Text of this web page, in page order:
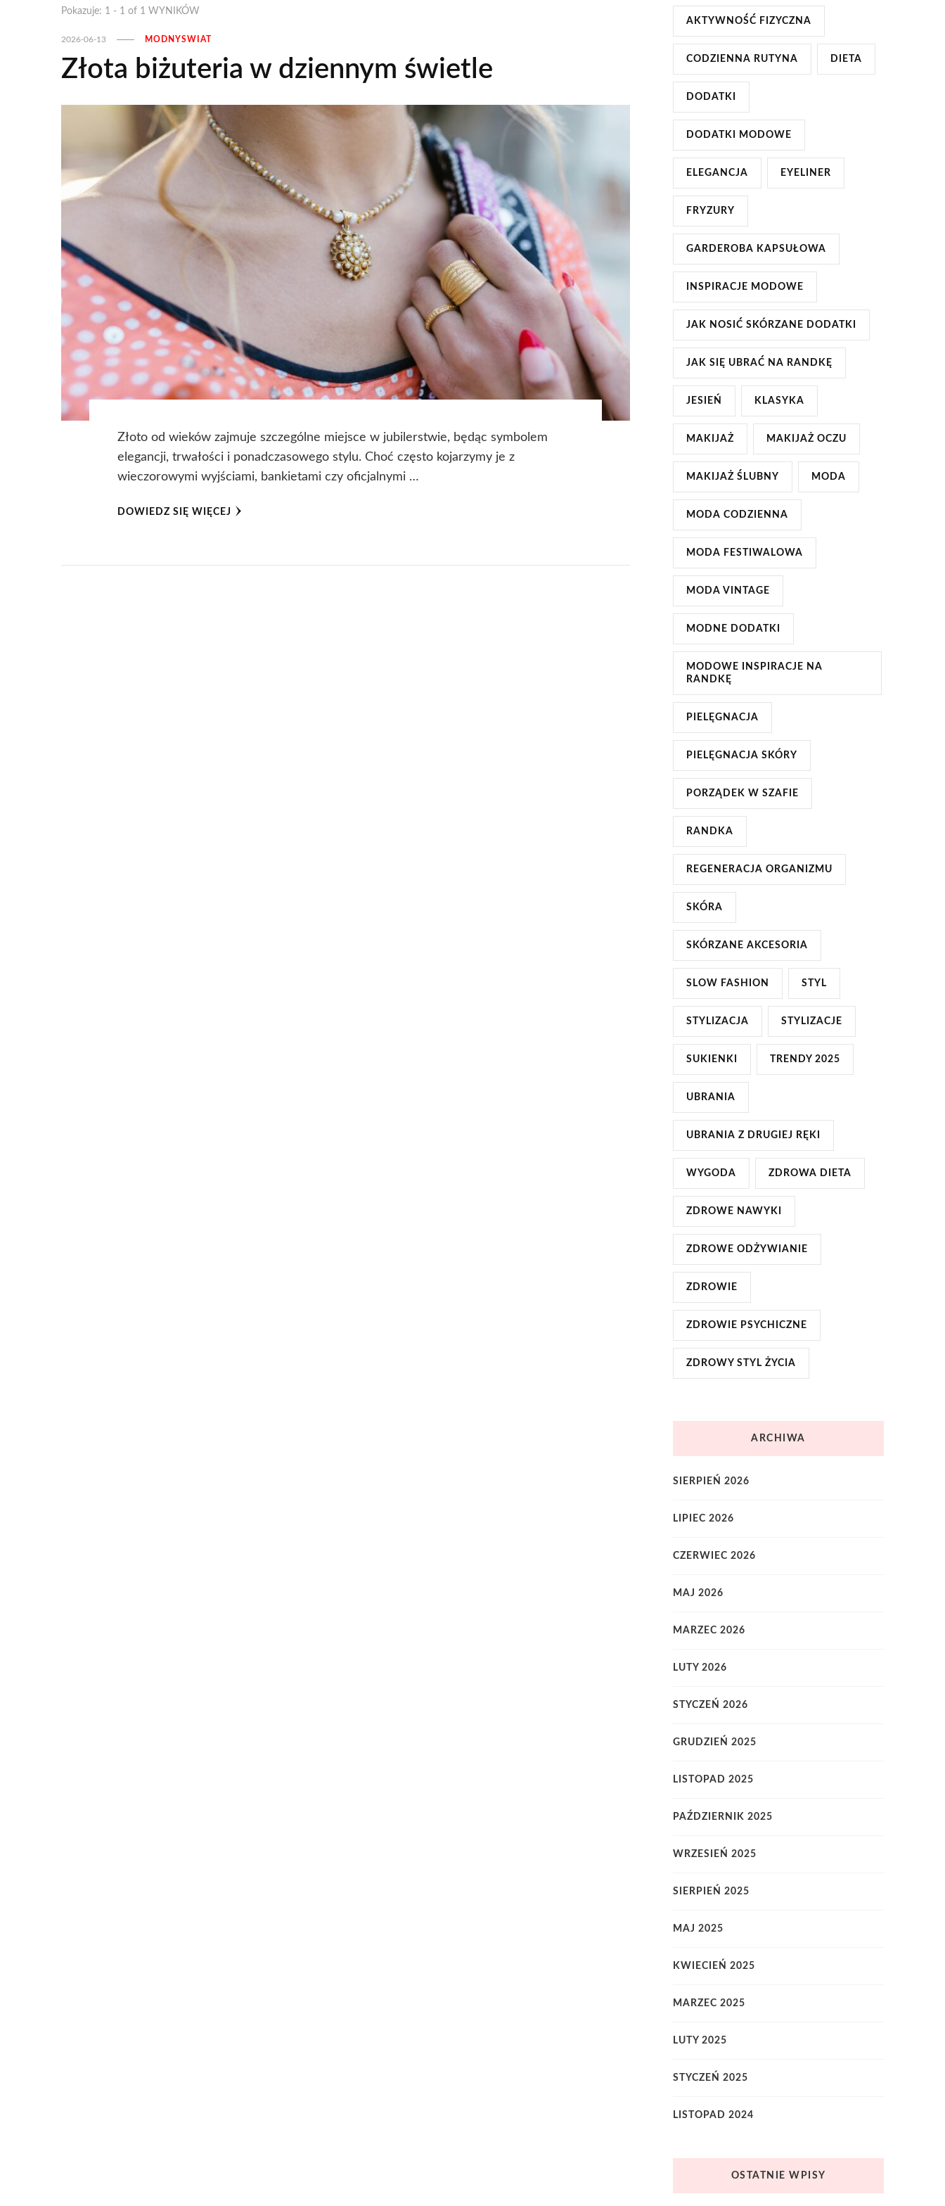
Pokazuje: 1 - 1 of 1 WYNIKÓW
2026-06-13 MODNYSWIAT
Złota biżuteria w dziennym świetle
Złoto od wieków zajmuje szczególne miejsce w jubilerstwie, będąc symbolem
elegancji, trwałości i ponadczasowego stylu. Choć często kojarzymy je z
wieczorowymi wyjściami, bankietami czy oficjalnymi …
DOWIEDZ SIĘ WIĘCEJ
AKTYWNOŚĆ FIZYCZNA
CODZIENNA RUTYNA DIETA
DODATKI
DODATKI MODOWE
ELEGANCJA EYELINER
FRYZURY
GARDEROBA KAPSUŁOWA
INSPIRACJE MODOWE
JAK NOSIĆ SKÓRZANE DODATKI
JAK SIĘ UBRAĆ NA RANDKĘ
JESIEŃ KLASYKA
MAKIJAŻ MAKIJAŻ OCZU
MAKIJAŻ ŚLUBNY MODA
MODA CODZIENNA
MODA FESTIWALOWA
MODA VINTAGE
MODNE DODATKI
MODOWE INSPIRACJE NA
RANDKĘ
PIELĘGNACJA
PIELĘGNACJA SKÓRY
PORZĄDEK W SZAFIE
RANDKA
REGENERACJA ORGANIZMU
SKÓRA
SKÓRZANE AKCESORIA
SLOW FASHION STYL
STYLIZACJA STYLIZACJE
SUKIENKI TRENDY 2025
UBRANIA
UBRANIA Z DRUGIEJ RĘKI
WYGODA ZDROWA DIETA
ZDROWE NAWYKI
ZDROWE ODŻYWIANIE
ZDROWIE
ZDROWIE PSYCHICZNE
ZDROWY STYL ŻYCIA
ARCHIWA
SIERPIEŃ 2026
LIPIEC 2026
CZERWIEC 2026
MAJ 2026
MARZEC 2026
LUTY 2026
STYCZEŃ 2026
GRUDZIEŃ 2025
LISTOPAD 2025
PAŹDZIERNIK 2025
WRZESIEŃ 2025
SIERPIEŃ 2025
MAJ 2025
KWIECIEŃ 2025
MARZEC 2025
LUTY 2025
STYCZEŃ 2025
LISTOPAD 2024
OSTATNIE WPISY